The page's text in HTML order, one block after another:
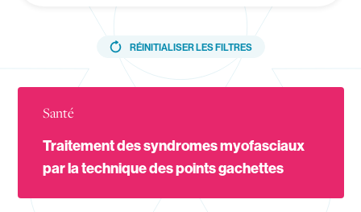
Navigation secondaire
Agenda
Recherche
Mes outils
RÉINITIALISER LES FILTRES
trainings_list_title
Santé
Traitement des syndromes myofasciaux
par la technique des points gachettes